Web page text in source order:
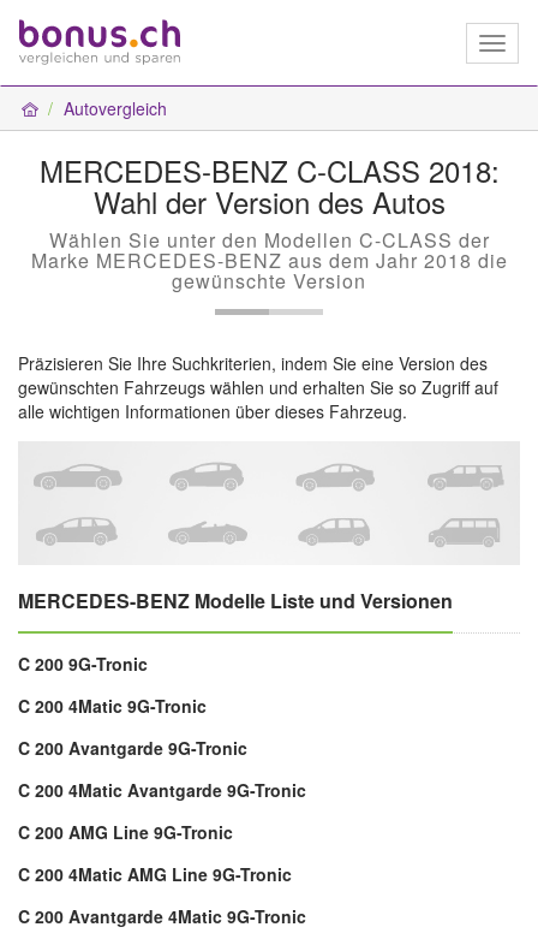
Autovergleich
MERCEDES-BENZ C-CLASS 2018:
Wahl der Version des Autos
Wählen Sie unter den Modellen C-CLASS der
Marke MERCEDES-BENZ aus dem Jahr 2018 die
gewünschte Version
Präzisieren Sie Ihre Suchkriterien, indem Sie eine Version des
gewünschten Fahrzeugs wählen und erhalten Sie so Zugriff auf
alle wichtigen Informationen über dieses Fahrzeug.
MERCEDES-BENZ Modelle Liste und Versionen
C 200 9G-Tronic
C 200 4Matic 9G-Tronic
C 200 Avantgarde 9G-Tronic
C 200 4Matic Avantgarde 9G-Tronic
C 200 AMG Line 9G-Tronic
C 200 4Matic AMG Line 9G-Tronic
C 200 Avantgarde 4Matic 9G-Tronic